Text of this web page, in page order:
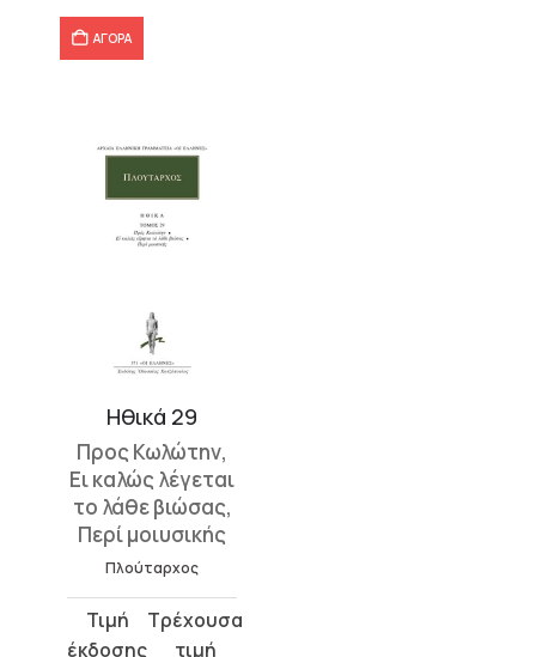
ΑΓΟΡΑ
Ηθικά 29
Προς Κωλώτην,
Ει καλώς λέγεται
το λάθε βιώσας,
Περί μοιυσικής
Πλούταρχος
Original
price
τρέχουσα